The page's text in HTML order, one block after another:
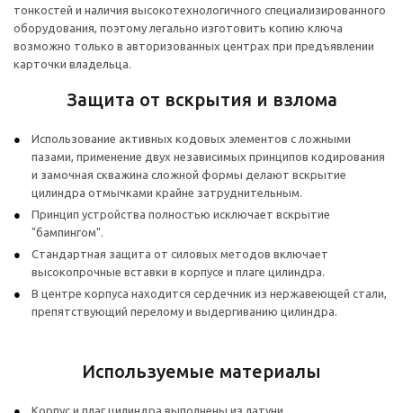
тонкостей и наличия высокотехнологичного специализированного
оборудования, поэтому легально изготовить копию ключа
возможно только в авторизованных центрах при предъявлении
карточки владельца.
Защита от вскрытия и взлома
Использование активных кодовых элементов с ложными
пазами, применение двух независимых принципов кодирования
и замочная скважина сложной формы делают вскрытие
цилиндра отмычками крайне затруднительным.
Принцип устройства полностью исключает вскрытие
"бампингом".
Стандартная защита от силовых методов включает
высокопрочные вставки в корпусе и плаге цилиндра.
В центре корпуса находится сердечник из нержавеющей стали,
препятствующий перелому и выдергиванию цилиндра.
Используемые материалы
Корпус и плаг цилиндра выполнены из латуни.